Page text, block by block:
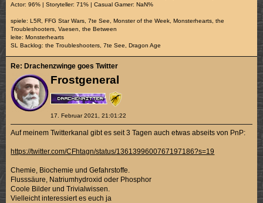
Actor: 96% | Storyteller: 71% | Casual Gamer: NaN%
spiele: L5R, FFG Star Wars, 7te See, Monster of the Week, Monsterhearts, the
Troubleshooters, Vaesen, the Between
leite: Monsterhearts
SL Backlog: the Troubleshooters, 7te See, Dragon Age
Frostgeneral
17. Februar 2021, 21:01:22
Re: Drachenzwinge goes Twitter
Auf meinem Twitterkanal gibt es seit 3 Tagen auch etwas abseits von PnP:
https://twitter.com/CFhtagn/status/1361399600767197186?s=19
Chemie, Biochemie und Gefahrstoffe.
Flusssäure, Natriumhydroxid oder Phosphor
Coole Bilder und Trivialwissen.
Vielleicht interessiert es euch ja